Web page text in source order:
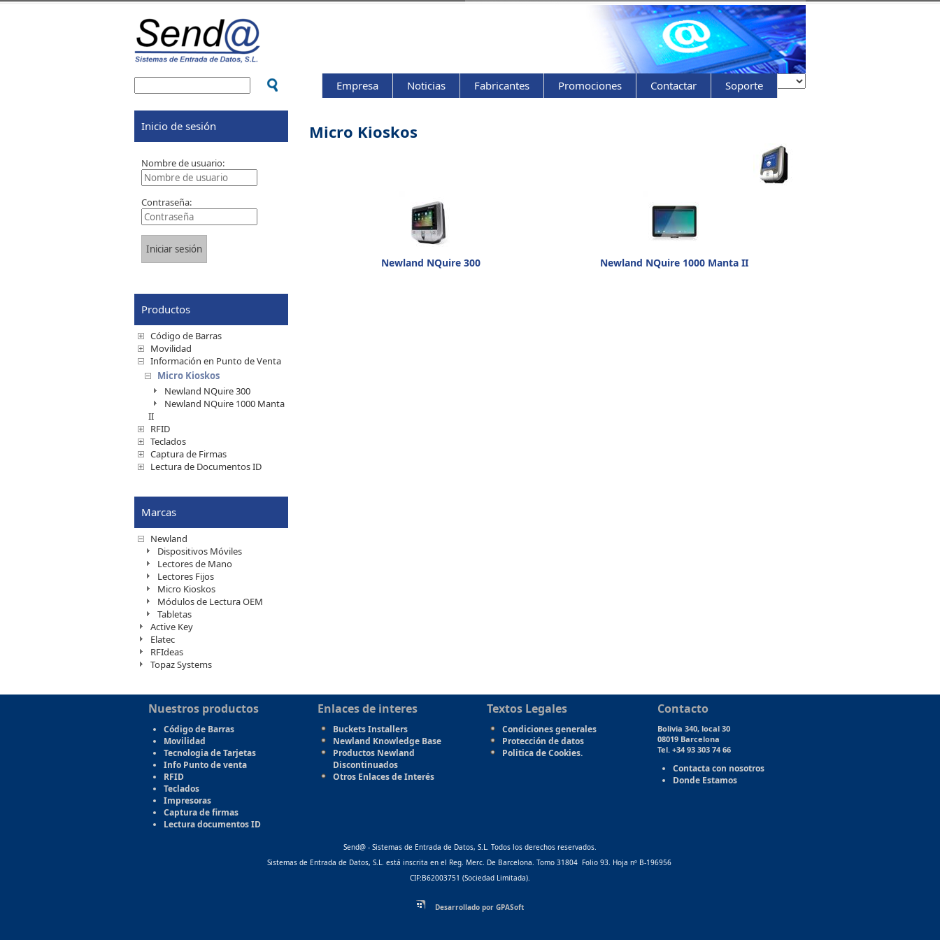
Empresa Noticias Fabricantes Promociones Contactar Soporte
Micro Kioskos
Newland NQuire 300 Newland NQuire 1000 Manta II
Inicio de sesión
Nombre de usuario:
Contraseña:
Productos
Código de Barras
Movilidad
Información en Punto de Venta
Micro Kioskos
Newland NQuire 300
Newland NQuire 1000 Manta
II
RFID
Teclados
Captura de Firmas
Lectura de Documentos ID
Marcas
Newland
Dispositivos Móviles
Lectores de Mano
Lectores Fijos
Micro Kioskos
Módulos de Lectura OEM
Tabletas
Active Key
Elatec
RFIdeas
Topaz Systems
Nuestros productos
Código de Barras
Movilidad
Tecnologia de Tarjetas
Info Punto de venta
RFID
Teclados
Impresoras
Captura de firmas
Lectura documentos ID
Enlaces de interes
Buckets Installers
Newland Knowledge Base
Productos Newland
Discontinuados
Otros Enlaces de Interés
Textos Legales
Condiciones generales
Protección de datos
Politica de Cookies.
Contacto
Bolivia 340, local 30
08019 Barcelona
Tel. +34 93 303 74 66
Contacta con nosotros
Donde Estamos
Send@ - Sistemas de Entrada de Datos, S.L. Todos los derechos reservados.
Sistemas de Entrada de Datos, S.L. está inscrita en el Reg. Merc. De Barcelona. Tomo 31804 Folio 93. Hoja nº B-196956
CIF:B62003751 (Sociedad Limitada).
Desarrollado por GPASoft